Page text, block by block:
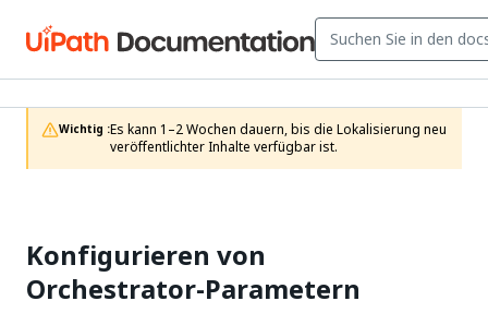
Wichtig :Es kann 1–2 Wochen dauern, bis die Lokalisierung neu
veröffentlichter Inhalte verfügbar ist.
Konfigurieren von
Orchestrator-Parametern